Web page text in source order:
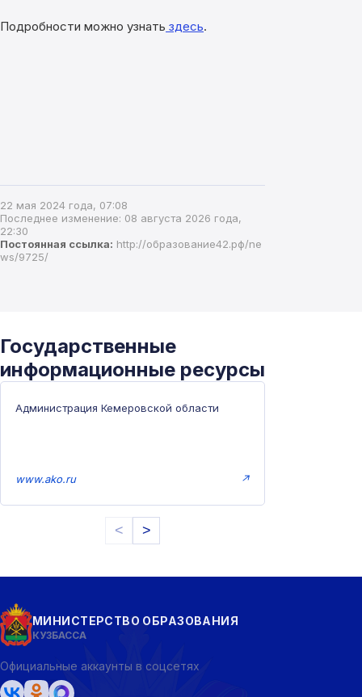
Подробности можно узнать здесь.
22 мая 2024 года, 07:08
Последнее изменение: 08 августа 2026 года,
22:30
Постоянная ссылка: http://образование42.рф/ne
ws/9725/
Государственные
информационные ресурсы
Администрация Кемеровской области
www.ako.ru ↗
< >
МИНИСТЕРСТВО ОБРАЗОВАНИЯ
КУЗБАССА
Официальные аккаунты в соцсетях